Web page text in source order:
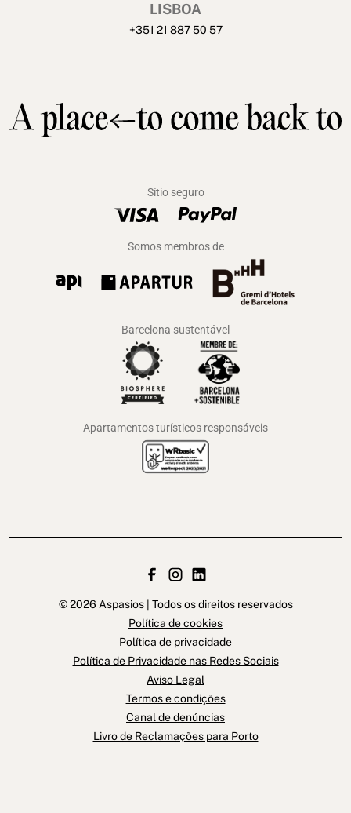
LISBOA
+351 21 887 50 57
Sítio seguro
Somos membros de
Barcelona sustentável
Apartamentos turísticos responsáveis
© 2026 Aspasios | Todos os direitos reservados
Política de cookies
Política de privacidade
Política de Privacidade nas Redes Sociais
Aviso Legal
Termos e condições
Canal de denúncias
Livro de Reclamações para Porto